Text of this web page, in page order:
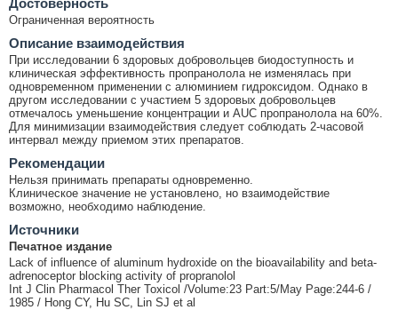
Ограниченная вероятность
Описание взаимодействия
При исследовании 6 здоровых добровольцев биодоступность и
клиническая эффективность пропранолола не изменялась при
одновременном применении с алюминием гидроксидом. Однако в
другом исследовании с участием 5 здоровых добровольцев
отмечалось уменьшение концентрации и AUC пропранолола на 60%.
Для минимизации взаимодействия следует соблюдать 2-часовой
интервал между приемом этих препаратов.
Рекомендации
Нельзя принимать препараты одновременно.
Клиническое значение не установлено, но взаимодействие
возможно, необходимо наблюдение.
Источники
Печатное издание
Lack of influence of aluminum hydroxide on the bioavailability and beta-
adrenoceptor blocking activity of propranolol
Int J Clin Pharmacol Ther Toxicol /Volume:23 Part:5/May Page:244-6 /
1985 / Hong CY, Hu SC, Lin SJ et al